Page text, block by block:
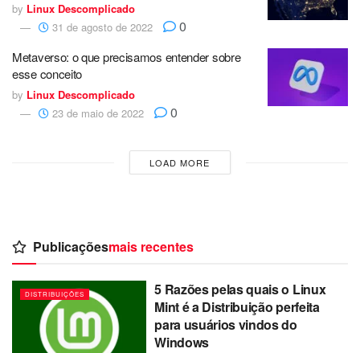
by Linux Descomplicado
31 de agosto de 2022
0
Metaverso: o que precisamos entender sobre
esse conceito
by Linux Descomplicado
23 de maio de 2022
0
LOAD MORE
Publicaçõesmais recentes
DISTRIBUIÇÕES
5 Razões pelas quais o Linux
Mint é a Distribuição perfeita
para usuários vindos do
Windows